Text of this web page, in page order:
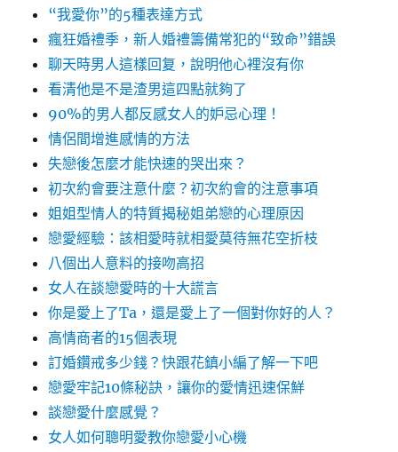
“我愛你”的5種表達方式
瘋狂婚禮季，新人婚禮籌備常犯的“致命”錯誤
聊天時男人這樣回复，說明他心裡沒有你
看清他是不是渣男這四點就夠了
90%的男人都反感女人的妒忌心理！
情侶間增進感情的方法
失戀後怎麼才能快速的哭出來？
初次約會要注意什麼？初次約會的注意事項
姐姐型情人的特質揭秘姐弟戀的心理原因
戀愛經驗：該相愛時就相愛莫待無花空折枝
八個出人意料的接吻高招
女人在談戀愛時的十大謊言
你是愛上了Ta，還是愛上了一個對你好的人？
高情商者的15個表現
訂婚鑽戒多少錢？快跟花鎮小編了解一下吧
戀愛牢記10條秘訣，讓你的愛情迅速保鮮
談戀愛什麼感覺？
女人如何聰明愛教你戀愛小心機